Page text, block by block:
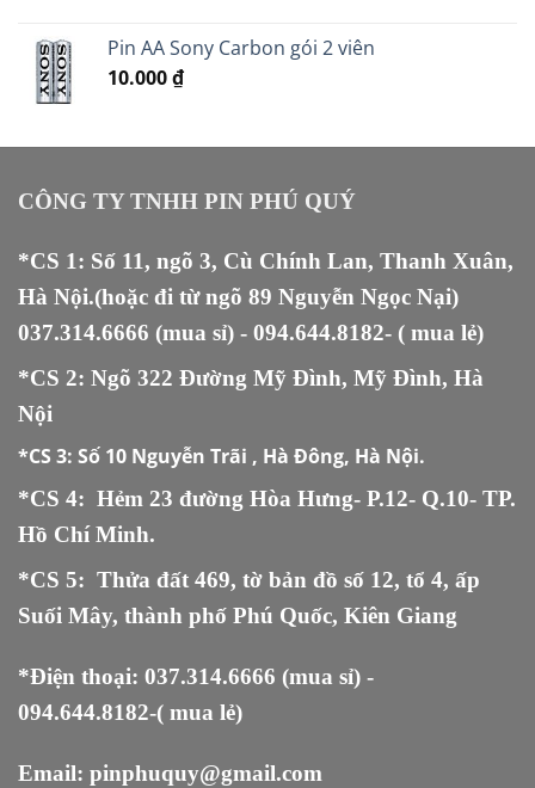
Pin AA Sony Carbon gói 2 viên
10.000₫
CÔNG TY TNHH PIN PHÚ QUÝ
*CS 1: Số 11, ngõ 3, Cù Chính Lan, Thanh Xuân,
Hà Nội.(hoặc đi từ ngõ 89 Nguyễn Ngọc Nại)
037.314.6666 (mua sỉ) - 094.644.8182- ( mua lẻ)
*CS 2: Ngõ 322 Đường Mỹ Đình, Mỹ Đình, Hà
Nội
*CS 3: Số 10 Nguyễn Trãi , Hà Đông, Hà Nội.
*CS 4: Hẻm 23 đường Hòa Hưng- P.12- Q.10- TP.
Hồ Chí Minh.
*CS 5: Thửa đất 469, tờ bản đồ số 12, tổ 4, ấp
Suối Mây, thành phố Phú Quốc, Kiên Giang
*Điện thoại: 037.314.6666 (mua sỉ) -
094.644.8182-( mua lẻ)
Email: pinphuquy@gmail.com